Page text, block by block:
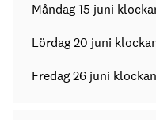
Måndag 15 juni
Lördag 20 juni
Fredag 26 juni